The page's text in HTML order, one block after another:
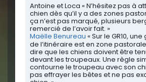
Antoine et Loca « N’hésitez pas à
chien dès qu’il y a des zones
ça n’est pas marqué, plusieurs
remercié de l’avoir fait. »
Maëlle Benureau « Sur le GR10,
de l’itinéraire est en zone
dire que les chiens doivent être
devant les troupeaux. Une règle
contourne le troupeau avec son
pas effrayer les bêtes et ne pas